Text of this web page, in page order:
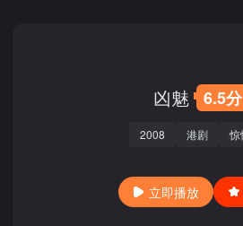
凶魅 6.5分
2008 港剧 惊
立即播放